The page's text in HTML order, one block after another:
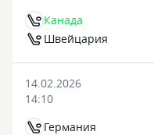
Канада
Швейцария
14.02.2026
14:10
Германия